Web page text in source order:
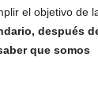
el objetivo de
después
que somos